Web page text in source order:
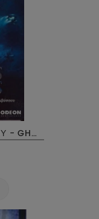
ΦΑΝΤΑΣΜΑ ΤΗΣ ΑΒΥΣΣΟΥ - GHOST OF THE ABYSS DVD USED